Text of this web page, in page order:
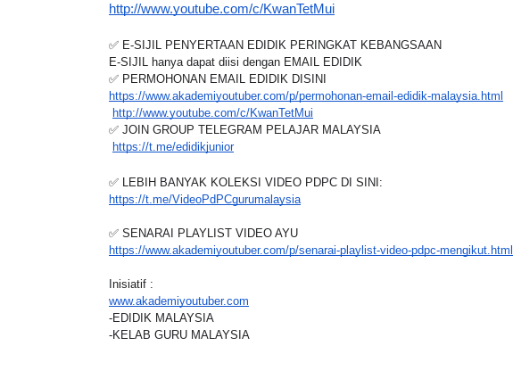
http://www.youtube.com/c/KwanTetMui
✅ E-SIJIL PENYERTAAN EDIDIK PERINGKAT KEBANGSAAN
E-SIJIL hanya dapat diisi dengan EMAIL EDIDIK
✅ PERMOHONAN EMAIL EDIDIK DISINI
https://www.akademiyoutuber.com/p/permohonan-email-edidik-malaysia.html
http://www.youtube.com/c/KwanTetMui
✅ JOIN GROUP TELEGRAM PELAJAR MALAYSIA
https://t.me/edidikjunior
✅ LEBIH BANYAK KOLEKSI VIDEO PDPC DI SINI:
https://t.me/VideoPdPCgurumalaysia
✅ SENARAI PLAYLIST VIDEO AYU
https://www.akademiyoutuber.com/p/senarai-playlist-video-pdpc-mengikut.html
Inisiatif :
www.akademiyoutuber.com
-EDIDIK MALAYSIA
-KELAB GURU MALAYSIA